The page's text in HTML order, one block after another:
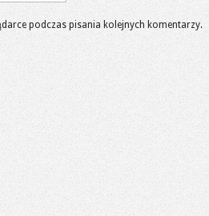
podczas pisania kolejnych komentarzy.